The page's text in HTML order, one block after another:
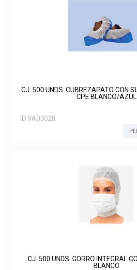
CJ. 500 UNDS. CUBREZAPATO CON
CPE BLANCO/AZUL
ID:VA03028
CJ. 500 UNDS. GORRO INTEGRAL
BLANCO